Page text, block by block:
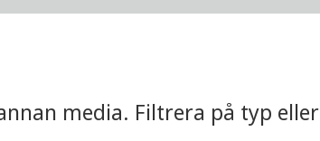
media. Filtrera på typ eller